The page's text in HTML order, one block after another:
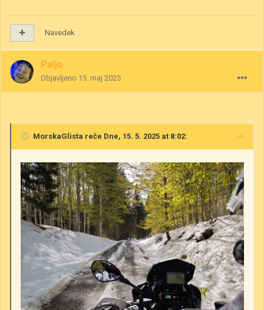
Navedek
Paljo
Objavljeno 15. maj 2025
MorskaGlista reče Dne, 15. 5. 2025 at 8:02: